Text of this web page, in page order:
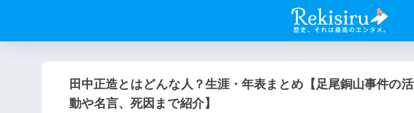
田中正造とはどんな人？生涯・年表まとめ【足尾銅山事件の活
動や名言、死因まで紹介】